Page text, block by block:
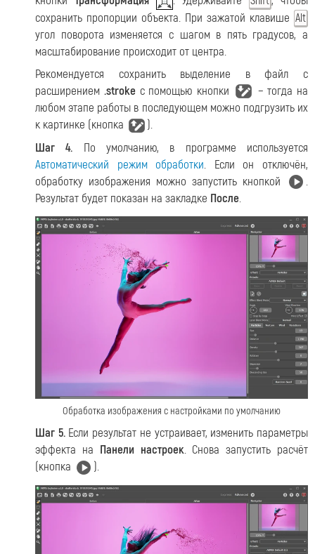
сохранить пропорции объекта. При зажатой клавише Alt
угол поворота изменяется с шагом в пять градусов, а
масштабирование происходит от центра.
Рекомендуется сохранить выделение в файл с
расширением .strokeс помощью кнопки
− тогда на
любом этапе работы в последующем можно подгрузить их
к картинке (кнопка
).
Шаг 4. По умолчанию, в программе используется
Автоматический режим обработки. Если он отключён,
обработку изображения можно запустить кнопкой
.
Результат будет показан на закладке После.
Обработка изображения с настройками по умолчанию
Шаг 5.Если результат не устраивает, изменить параметры
эффекта на Панели настроек. Снова запустить расчёт
(кнопка
).